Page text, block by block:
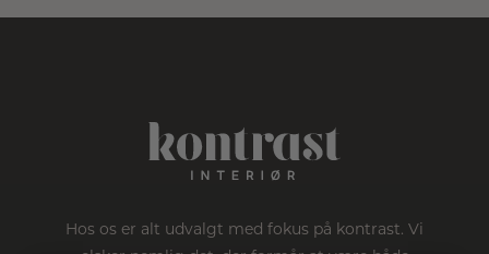
Hos os er alt udvalgt med fokus på kontrast. Vi